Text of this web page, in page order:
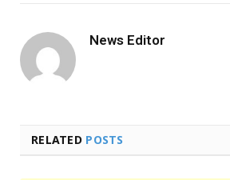
News Editor
RELATED POSTS